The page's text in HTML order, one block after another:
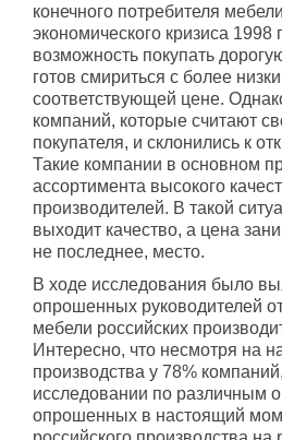
конечного потребителя
экономического кризиса 1998
возможность покупать
готов смириться с более
соответствующей цене.
компаний, которые считают
покупателя, и склонились к
Такие компании в основном
ассортимента высокого
производителей. В такой
выходит качество, а цена
не последнее, место.
В ходе исследования было
опрошенных руководителей
мебели российских
Интересно, что несмотря на
производства у 78%
исследовании по различным
опрошенных в настоящий